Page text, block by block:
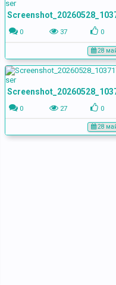
0 37 0
28
0 27 0
28